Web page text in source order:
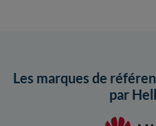
Les marques de
par